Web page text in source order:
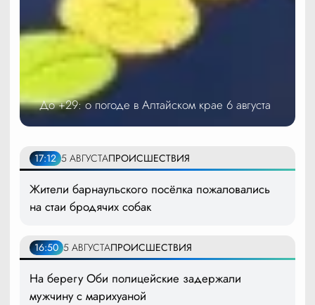
До +29: о погоде в Алтайском крае 6 августа
17:12 5 АВГУСТАПРОИСШЕСТВИЯ
Жители барнаульского посёлка пожаловались
на стаи бродячих собак
16:50 5 АВГУСТАПРОИСШЕСТВИЯ
На берегу Оби полицейские задержали
мужчину с марихуаной